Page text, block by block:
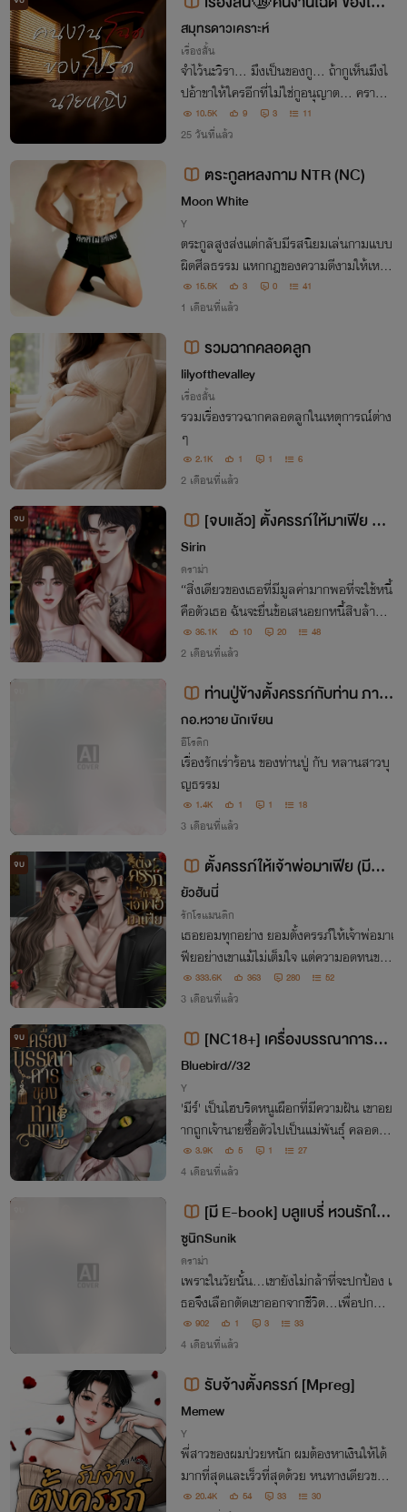
ดนายหญิง
สมุทรดาวเคราะห์
เรื่องสั้น
จำไว้นะวิรา... มึงเป็นของกู... ถ้ากูเห็นมึงไ
ปอ้าขาให้ใครอีกที่ไม่ใช่กูอนุญาต... คราวห
น้าจะไม่ใช่แค่สองคน... กูจะเรียกมาทั้งแคม
ป์คนงานเลยคอยดู!
10.5K 9 3 11
25 วันที่แล้ว
ตระกูลหลงกาม NTR (NC)
Moon White
Y
ตระกูลสูงส่งแต่กลับมีรสนิยมเล่นกามแบบ
ผิดศีลธรรม แหกกฎของความดีงามให้เหลื
อแต่ความเสียวซ่านที่ลืมไม่ลง
15.5K 3 0 41
1 เดือนที่แล้ว
รวมฉากคลอดลูก
lilyofthevalley
เรื่องสั้น
รวมเรื่องราวฉากคลอดลูกในเหตุการณ์ต่าง
ๆ
2.1K 1 1 6
2 เดือนที่แล้ว
จบ
[จบแล้ว] ตั้งครรภ์ให้มาเฟีย มี E
-book
Sirin
ดราม่า
“สิ่งเดียวของเธอที่มีมูลค่ามากพอที่จะใช้หนี้
คือตัวเธอ ฉันจะยื่นข้อเสนอยกหนี้สิบล้านใ
ห้ถ้าเธอยอมมาอุ้มท้องลูกให้ฉัน ทันทีที่เธอ
ให้ลูกชายกับฉันหนี้ที่พี่ชายเธอยักยอกไปจะ
36.1K 10 20 48
2 เดือนที่แล้ว
ท่านปู่ข้างตั้งครรภ์กับท่าน ภาค
จบ
กอ.หวาย นักเขียน
อีโรติก
เรื่องรักเร่าร้อน ของท่านปู่ กับ หลานสาวบุ
ญธรรม
1.4K 1 1 18
3 เดือนที่แล้ว
จบ
ตั้งครรภ์ให้เจ้าพ่อมาเฟีย (มีE-
book)
ยัวฮันนี่
รักโรแมนติก
เธอยอมทุกอย่าง ยอมตั้งครรภ์ให้เจ้าพ่อมาเ
ฟียอย่างเขาแม้ไม่เต็มใจ แต่ความอดทนของ
คนเรามีขีดจำกัด วันที่เธอเลือกเดินออกมา
พร้อมกับลูกในท้อง...สารเลวอย่างเขา เธอ
จะไม่นับว่าเป็นพ่อของลูก "ไสหัวคุณกลับไ
ปซะ"
333.6K 363 280 52
3 เดือนที่แล้ว
จบ
[NC18+] เครื่องบรรณาการขอ
งท่านเทพงู
Bluebird//32
Y
'มีร์' เป็นไฮบริดหนูเผือกที่มีความฝัน เขาอย
ากถูกเจ้านายซื้อตัวไปเป็นแม่พันธุ์ คลอดลู
กเยอะ ๆ แต่ความฝันกลับพังทลายลงเมื่อเ
ขาถูกพาไปเป็นเครื่องบรรณาการของท่านเ
ทพงู 'ไซอาร์' เพื่อทำพิธีกรรมบูชายัญ
3.9K 5 1 27
4 เดือนที่แล้ว
[มี E-book] บลูแบรี่ หวนรักใน
บ้านเดต (Blueberry Home)
ซูนิกSunik
ดราม่า
เพราะในวัยนั้น…เขายังไม่กล้าที่จะปกป้อง เ
ธอจึงเลือกตัดเขาออกจากชีวิต…เพื่อปกป้อ
งลูกในท้อง เขาหายไปจากชีวิตเธอทันทีที่เรี
ยนจบม.ปลายและเธอได้ให้กำเนิด “ลูกแฝด
สาม” โดยที่เขาไม่รู้
902 1 3 33
4 เดือนที่แล้ว
รับจ้างตั้งครรภ์ [Mpreg]
Memew
Y
พี่สาวของผมป่วยหนัก ผมต้องหาเงินให้ได้
มากที่สุดและเร็วที่สุดด้วย หนทางเดียวของ
ผมตอนนี้ มีเพียงรับจ้างตั้งครรภ์เท่านั้น
20.4K 54 33 30